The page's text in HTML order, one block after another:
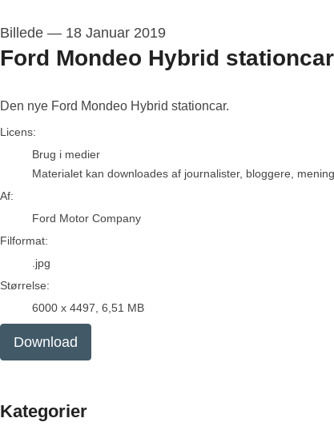
Billede — 18 Januar 2019
Ford Mondeo Hybrid stationcar
Den nye Ford Mondeo Hybrid stationcar.
Ford Motor Company
Licens:
Brug i medier
Materialet kan downloades af journalister, bloggere,
Af:
Ford Motor Company
Filformat:
.jpg
Størrelse:
6000 x 4497, 6,51 MB
Download
Kategorier